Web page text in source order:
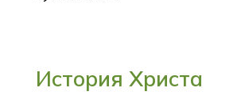
История Христа